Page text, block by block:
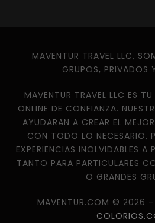
MAVENTUR TRAVEL LLC,
GRUPOS, PRIVADOS
MAVENTUR TRAVEL LLC ES
ONLINE DE CONFIANZA.
AYUDARAN A CREAR EL
CON TODO LO NECESARIO,
EXPERIENCIAS INOLVIDABLES A
TANTO PARA PARTICULARES
O GRANDES
MAVENTUR.COM © 2026 -